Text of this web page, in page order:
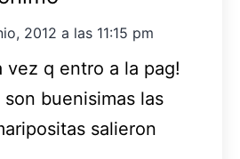
2012 a las 11:15 pm
vez q entro a la pag!
buenisimas las
salieron